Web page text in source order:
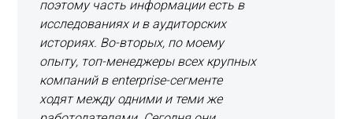
поэтому часть информации есть в
исследованиях и в аудиторских
историях. Во-вторых, по моему
опыту, топ-менеджеры всех крупных
компаний в enterprise-сегменте
ходят между одними и теми же